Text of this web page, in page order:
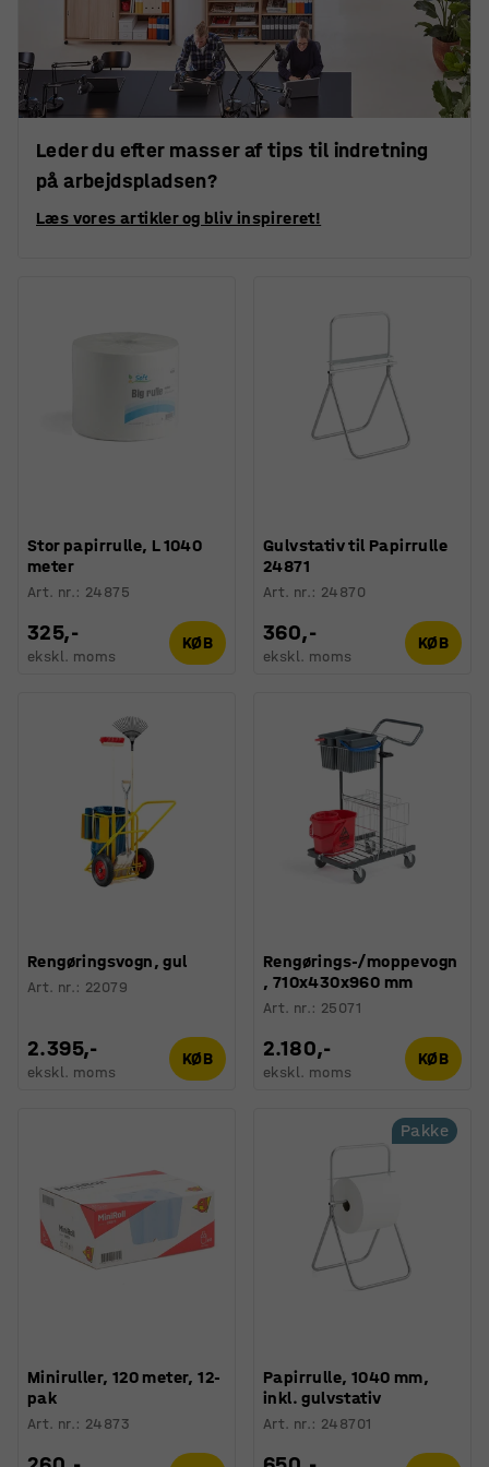
Leder du efter masser af tips til indretning
på arbejdspladsen?
Læs vores artikler og bliv inspireret!
Stor papirrulle, L 1040
meter
Art. nr.: 24875
325,-
ekskl. moms
KØB
Gulvstativ til Papirrulle
24871
Art. nr.: 24870
360,-
ekskl. moms
KØB
Rengøringsvogn, gul
Art. nr.: 22079
2.395,-
ekskl. moms
KØB
Rengørings-/moppevogn
, 710x430x960 mm
Art. nr.: 25071
2.180,-
ekskl. moms
KØB
Miniruller, 120 meter, 12-
pak
Art. nr.: 24873
Pakke
Papirrulle, 1040 mm,
inkl. gulvstativ
Art. nr.: 248701